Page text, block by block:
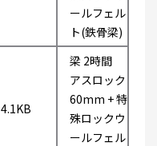
ールフェル
ト(鉄骨梁)
4.1KB
梁 2時間
アスロック
60mm + 特
殊ロックウ
ールフェル